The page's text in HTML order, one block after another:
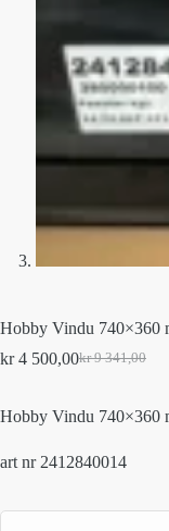
Hobby Vindu 740×360
kr9 341,00
Original
kr 9
kr4 500,00Current
kr 4
Hobby Vindu 740×360
art nr 2412840014